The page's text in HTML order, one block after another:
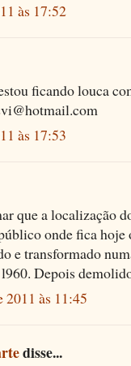
às 17:52
ficando louca
às 17:53
que a localização
onde fica hoje
e transformado
Depois
2011 às 11:45
disse...